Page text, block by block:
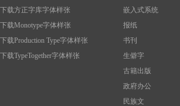
下载方正字库字体样张
下载Monotype字体样张
下载Production Type字体样张
下载TypeTogether字体样张
嵌入式系统
报纸
书刊
生僻字
古籍出版
政府办公
民族文